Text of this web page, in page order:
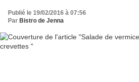
Publié le 19/02/2016 à 07:56
Par Bistro de Jenna